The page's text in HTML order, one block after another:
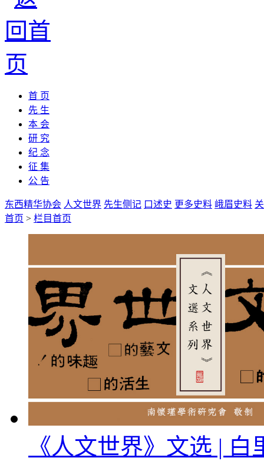
首 页
先 生
本 会
研 究
纪 念
征 集
公 告
东西精华协会 人文世界 先生侧记 口述史 更多史料 峨眉史料
首页 > 栏目首页
《人文世界》文选 |